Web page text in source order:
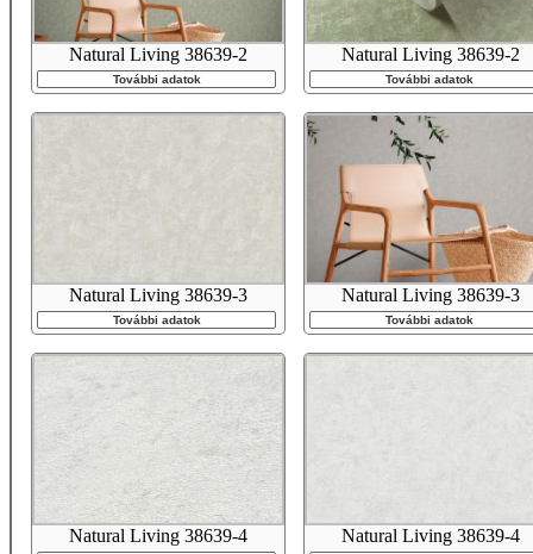
Natural Living 38639-2
További adatok
Natural Living 38639-2
További adatok
Natural Living 38639-3
További adatok
Natural Living 38639-3
További adatok
Natural Living 38639-4 Natural Living 38639-4